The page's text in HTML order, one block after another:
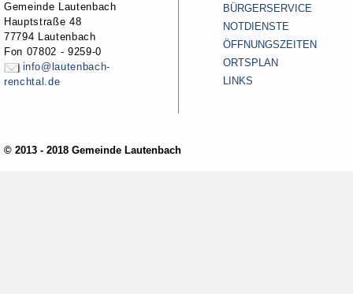
Gemeinde Lautenbach
Hauptstraße 48
77794 Lautenbach
Fon 07802 - 9259-0
info@lautenbach-
renchtal.de
BÜRGERSERVICE
NOTDIENSTE
ÖFFNUNGSZEITEN
ORTSPLAN
LINKS
© 2013 - 2018 Gemeinde Lautenbach